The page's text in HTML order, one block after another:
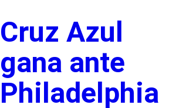
Cruz Azul
gana ante
Philadelphia